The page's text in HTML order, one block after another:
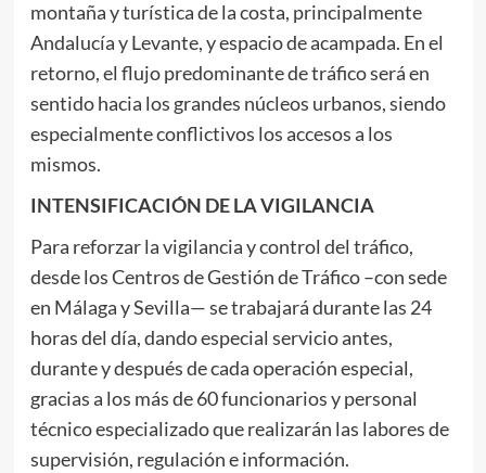
montaña y turística de la costa, principalmente
Andalucía y Levante, y espacio de acampada. En el
retorno, el flujo predominante de tráfico será en
sentido hacia los grandes núcleos urbanos, siendo
especialmente conflictivos los accesos a los
mismos.
INTENSIFICACIÓN DE LA VIGILANCIA
Para reforzar la vigilancia y control del tráfico,
desde los Centros de Gestión de Tráfico –con sede
en Málaga y Sevilla— se trabajará durante las 24
horas del día, dando especial servicio antes,
durante y después de cada operación especial,
gracias a los más de 60 funcionarios y personal
técnico especializado que realizarán las labores de
supervisión, regulación e información.